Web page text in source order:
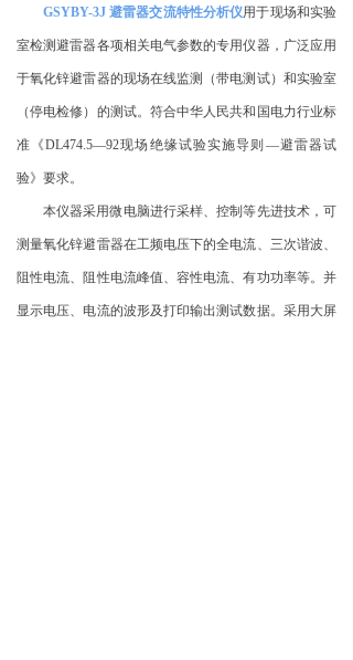
GSYBY-3J避雷器交流特性分析仪用于现场和实验
室检测避雷器各项相关电气参数的专用仪器，广泛应用
于氧化锌避雷器的现场在线监测（带电测试）和实验室
（停电检修）的测试。符合中华人民共和国电力行业标
准《DL474.5—92现场绝缘试验实施导则 —避雷器试
验》要求。
本仪器采用微电脑进行采样、控制等先进技术，可
测量氧化锌避雷器在工频电压下的全电流、三次谐波、
阻性电流、阻性电流峰值、容性电流、有功功率等。并
显示电压、电流的波形及打印输出测试数据。采用大屏